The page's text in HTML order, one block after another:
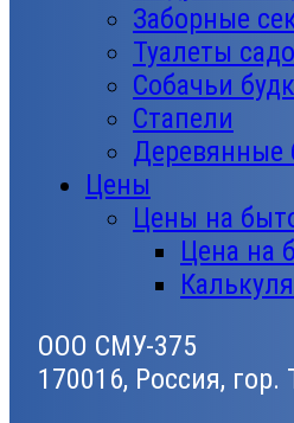
Заборные
Туалеты
Собачьи
Стапели
Деревянные
Цены
Цены на
Цена на
ООО СМУ-375
170016, Россия,